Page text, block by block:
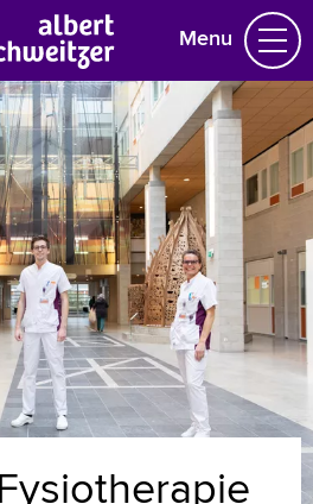
Menu
Fysiotherapie
informatie
behandelteam
de fysiotherapie
tijdens uw opname
ontslag uit het ziekenhuis
Oefen zelf
dossier inzien?
onze app
Folders